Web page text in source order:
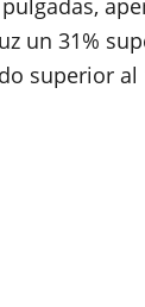
un 31%
superior al